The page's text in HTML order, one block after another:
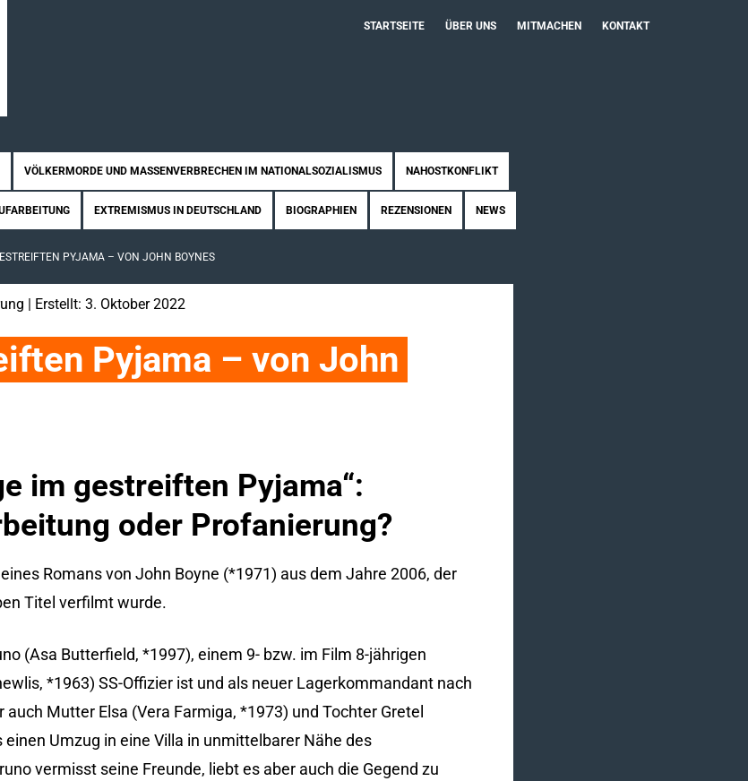
STARTSEITE ÜBER UNS MITMACHEN KONTAKT
VÖLKERMORDE UND MASSENVERBRECHEN IM NATIONALSOZIALISMUS NAHOSTKONFLIKT
EXTREMISMUS IN DEUTSCHLAND BIOGRAPHIEN REZENSIONEN NEWS
PYJAMA – VON JOHN BOYNES
| Erstellt: 3. Oktober 2022
Pyjama – von John
im gestreiften Pyjama“:
oder Profanierung?
Romans von John Boyne (*1971) aus dem Jahre 2006, der
Titel verfilmt wurde.
(Asa Butterfield, *1997), einem 9- bzw. im Film 8-jährigen
*1963) SS-Offizier ist und als neuer Lagerkommandant nach
Mutter Elsa (Vera Farmiga, *1973) und Tochter Gretel
Umzug in eine Villa in unmittelbarer Nähe des
vermisst seine Freunde, liebt es aber auch die Gegend zu